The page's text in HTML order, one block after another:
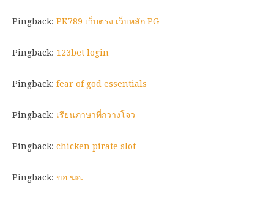
Pingback: PK789 เว็บตรง เว็บหลัก PG
Pingback: 123bet login
Pingback: fear of god essentials
Pingback: เรียนภาษาที่กวางโจว
Pingback: chicken pirate slot
Pingback: ขอ ฆอ.